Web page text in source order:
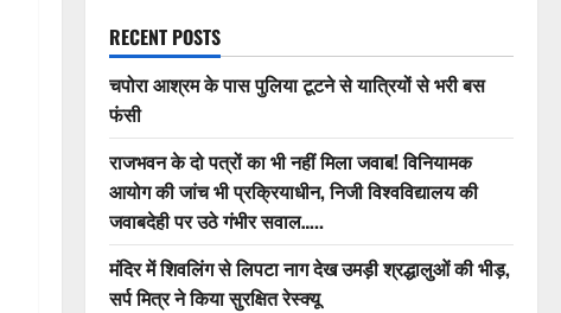
RECENT POSTS
चपोरा आश्रम के पास पुलिया टूटने से यात्रियों से भरी बस
फंसी
राजभवन के दो पत्रों का भी नहीं मिला जवाब! विनियामक
आयोग की जांच भी प्रक्रियाधीन, निजी विश्वविद्यालय की
जवाबदेही पर उठे गंभीर सवाल…..
मंदिर में शिवलिंग से लिपटा नाग देख उमड़ी श्रद्धालुओं की भीड़,
सर्प मित्र ने किया सुरक्षित रेस्क्यू